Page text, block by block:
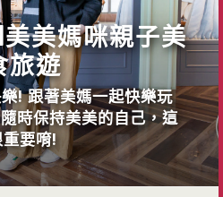
美美媽咪親子美
旅遊
! 跟著美媽一起快樂玩
時保持美美的自己，這
要唷!